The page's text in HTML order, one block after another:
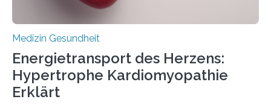
Medizin Gesundheit
Energietransport des Herzens:
Hypertrophe Kardiomyopathie
Erklärt